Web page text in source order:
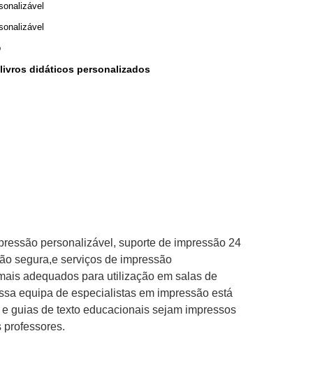
didáticos personalizados
personalizável, suporte de impressão 24
segura,e serviços de impressão
adequados para utilização em salas de
equipa de especialistas em impressão está
guias de texto educacionais sejam impressos
professores.